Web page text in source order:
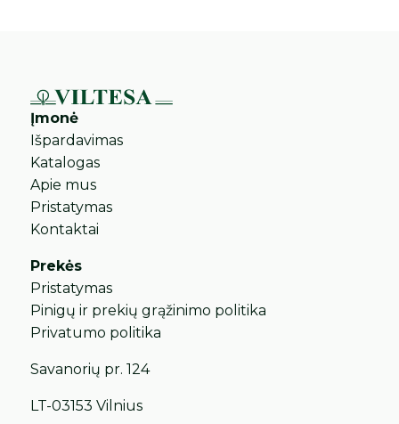
Įmonė
Išpardavimas
Katalogas
Apie mus
Pristatymas
Kontaktai
Prekės
Pristatymas
Pinigų ir prekių grąžinimo politika
Privatumo politika
Savanorių pr. 124
LT-03153 Vilnius